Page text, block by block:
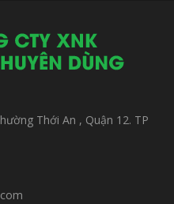
Thới An , Quận 12. TP